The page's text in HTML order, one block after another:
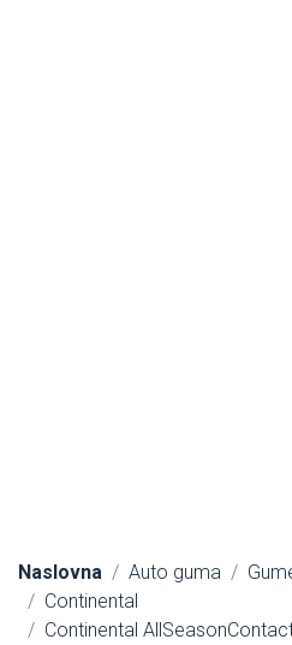
Naslovna Auto guma
Continental
Continental